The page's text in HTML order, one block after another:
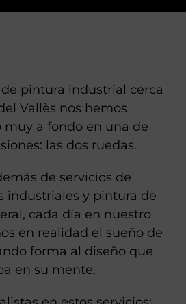
pintura industrial cerca
Vallès nos hemos
muy a fondo en una de
las dos ruedas.
de servicios de
industriales y pintura de
cada día en nuestro
en realidad el sueño de
forma al diseño que
en su mente.